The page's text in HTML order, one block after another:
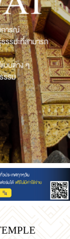
การณ์
รรมะที่สามารถ
บบต่าง ๆ
รรม